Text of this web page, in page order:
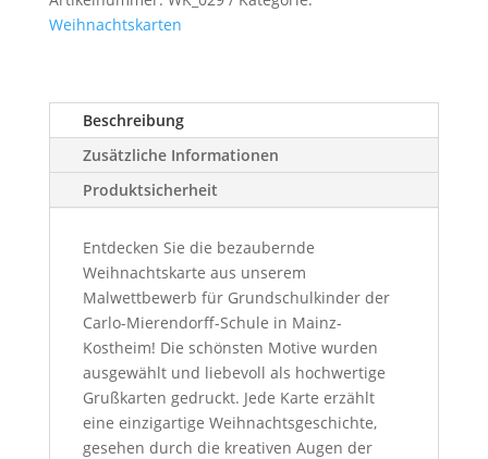
Weihnachtskarten
Beschreibung
Zusätzliche Informationen
Produktsicherheit
Entdecken Sie die bezaubernde
Weihnachtskarte aus unserem
Malwettbewerb für Grundschulkinder der
Carlo-Mierendorff-Schule in Mainz-
Kostheim! Die schönsten Motive wurden
ausgewählt und liebevoll als hochwertige
Grußkarten gedruckt. Jede Karte erzählt
eine einzigartige Weihnachtsgeschichte,
gesehen durch die kreativen Augen der